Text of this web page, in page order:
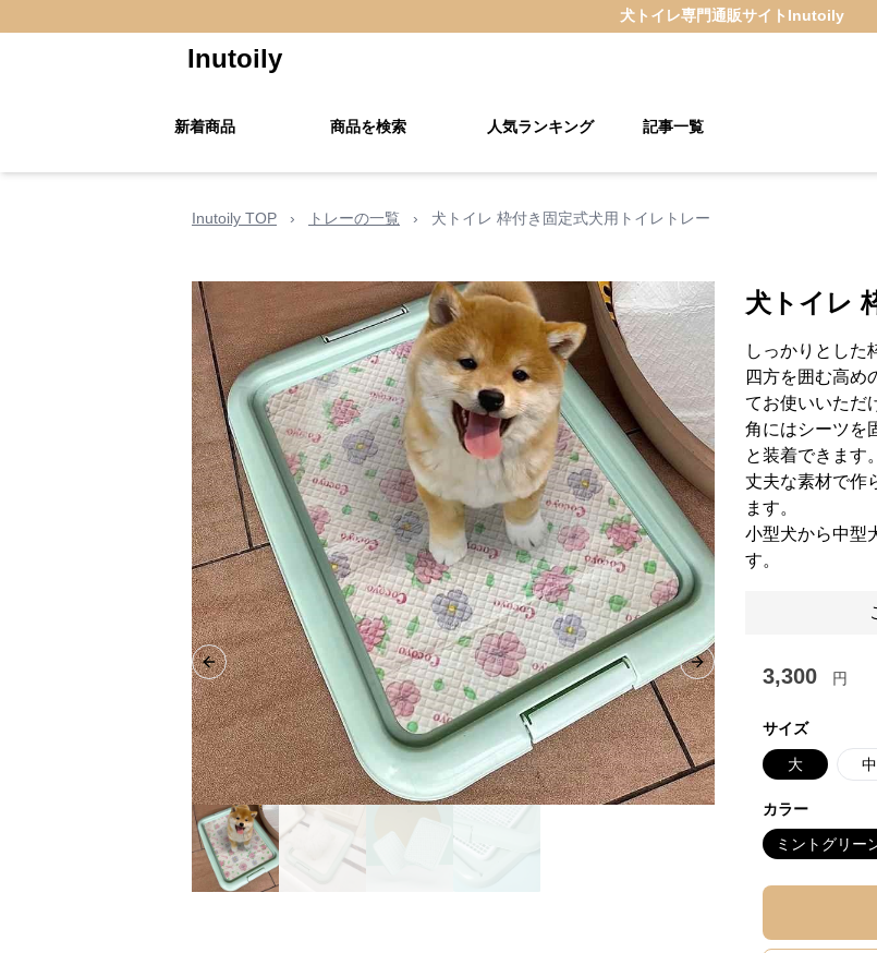
犬トイレ専門通販サイト Inutoily
Inutoily
新着商品 商品を検索 人気ランキング 記事一覧
Inutoily TOP › トレーの一覧 › 犬トイレ 枠付き固定式犬用トイレトレー
Previous slide Next slide
犬トイレ
しっかりとした
四方を囲む高め
てお使いいただ
角にはシーツを
と装着できます。
丈夫な素材で作
ます。
小型犬から中型
す。
3,300 円
サイズ
大 中
カラー
ミントグリー